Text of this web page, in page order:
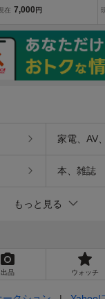
イトスティック & スパ
ユナイテッド ターゲッ
マスター スナイパー
在 7,000 円
家電、AV
本、雑誌
もっと見る
出品 ウォッチ